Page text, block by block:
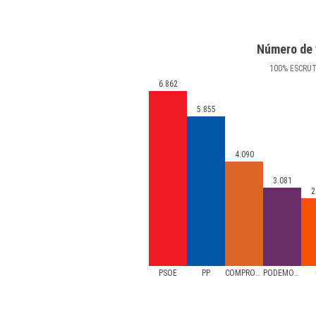
Número
100%
PSOE PP COMPROMÍS PODEMOS/PODEM
6.862
5.855
4.090
3.081